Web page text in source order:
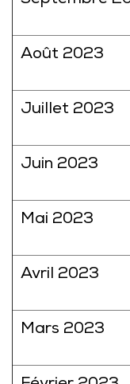
Août 2023
Juillet 2023
Juin 2023
Mai 2023
Avril 2023
Mars 2023